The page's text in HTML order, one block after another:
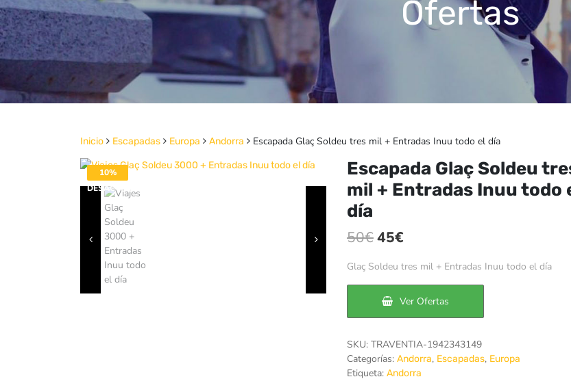
Ofertas
Inicio Escapadas Europa Andorra Escapada Glaç Soldeu tres mil + Entradas Inuu todo el día
10%
DESACTIVADO
Escapada Glaç Soldeu
mil + Entradas Inuu todo
día
50€El
precio
era:
50€.
45€El
precio
es:
45€.
Glaç Soldeu tres mil + Entradas Inuu todo el día
Ver Ofertas
SKU: TRAVENTIA-1942343149
Categorías: Andorra, Escapadas, Europa
Etiqueta: Andorra